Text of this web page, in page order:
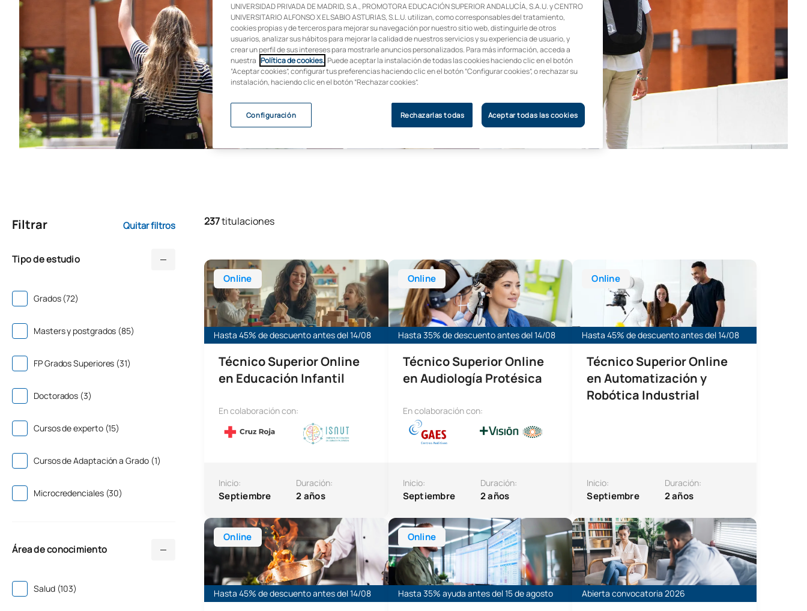
Filtrar Quitar filtros
Tipo de estudio
Grados (72)
Masters y postgrados (85)
FP Grados Superiores (31)
Doctorados (3)
Cursos de experto (15)
Cursos de Adaptación a Grado (1)
Microcredenciales (30)
Área de conocimiento
Salud (103)
237titulaciones
Online
Hasta 45% de descuento antes del 14/08
Técnico Superior Online
en Educación Infantil
En colaboración con:
Inicio:
Septiembre
Duración:
2 años
Técnico Superior Online en Educación Infantil
Online
Hasta 35% de descuento antes del 14/08
Técnico Superior Online
en Audiología Protésica
En colaboración con:
Inicio:
Septiembre
Duración:
2 años
Técnico Superior Online en Audiología Protésica
Online
Hasta 45% de descuento antes del 14/08
Técnico Superior Online
en Automatización y
Robótica Industrial
Inicio:
Septiembre
Duración:
2 años
Técnico Superior Online en Automatización y
Online
Hasta 45% de descuento antes del 14/08
Técnico Superior Online en Dirección de Cocina
Online
Hasta 35% ayuda antes del 15 de agosto
Máster Universitario Online en Big Data para los Negocios
Abierta convocatoria 2026
Máster Universitario en Psicología General Sanitaria
UNIVERSIDAD PRIVADA DE MADRID, S.A., PROMOTORA EDUCACIÓN SUPERIOR ANDALUCÍA, S.A.U. y CENTRO
UNIVERSITARIO ALFONSO X EL SABIO ASTURIAS, S.L.U. utilizan, como corresponsables del tratamiento,
cookies propias y de terceros para mejorar su navegación por nuestro sitio web, distinguirle de otros
usuarios, analizar sus hábitos para mejorar la calidad de nuestros servicios y su experiencia de usuario, y
crear un perfil de sus intereses para mostrarle anuncios personalizados. Para más información, acceda a
nuestra Política de cookies. . Puede aceptar la instalación de todas las cookies haciendo clic en el botón
“Aceptar cookies”, configurar tus preferencias haciendo clic en el botón “Configurar cookies”, o rechazar su
instalación, haciendo clic en el botón “Rechazar cookies”.
Rechazarlas todas Aceptar todas las cookies
Configuración